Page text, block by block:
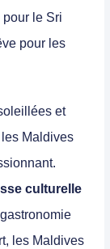
le Sri
pour les
et
Maldives
culturelle
les Maldives